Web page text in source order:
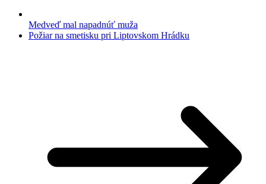
Medveď mal napadnúť muža
Požiar na smetisku pri Liptovskom Hrádku